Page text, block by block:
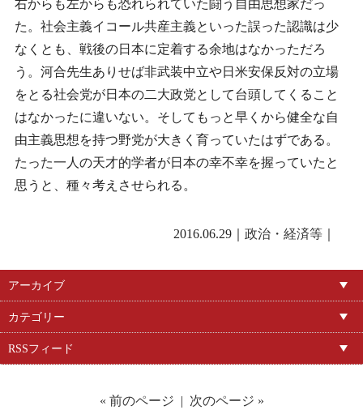
右からも左からも恐れられていた闘う自由思想家だっ
た。社会主義イコール共産主義といった誤った認識は少
なくとも、戦後の日本に定着する余地はなかっただろ
う。河合先生ありせば非武装中立や日米安保反対の立場
をとる社会党が日本の二大政党として台頭してくること
はなかったに違いない。そしてもっと早くから健全な自
由主義思想を持つ野党が大きく育っていたはずである。
たった一人の天才的学者が日本の幸不幸を握っていたと
思うと、種々考えさせられる。
2016.06.29｜ 政治・経済等｜
アーカイブ
カテゴリー
RSSフィード
« 前のページ | 次のページ »